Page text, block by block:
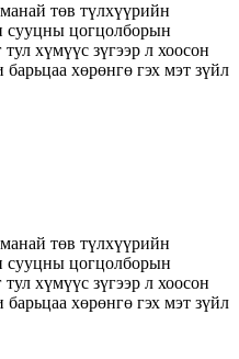
төв түлхүүрийн
сууцны цогцолборын
хүмүүс зүгээр л хоосон
хөрөнгө гэх мэт зүйл
төв түлхүүрийн
сууцны цогцолборын
хүмүүс зүгээр л хоосон
хөрөнгө гэх мэт зүйл